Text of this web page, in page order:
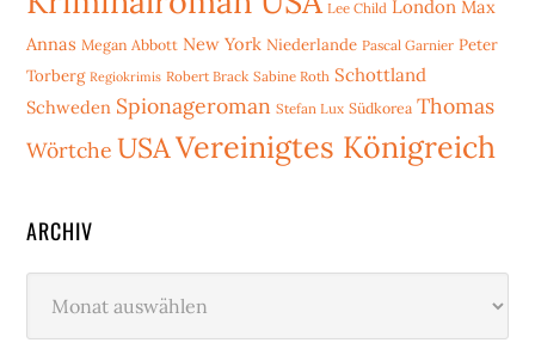
Lee Child London Max
Annas Megan Abbott New York Niederlande Pascal Garnier Peter
Torberg Regiokrimis Robert Brack Sabine Roth Schottland
Schweden Spionageroman Stefan Lux Südkorea Thomas
Wörtche USAVereinigtes Königreich
ARCHIV